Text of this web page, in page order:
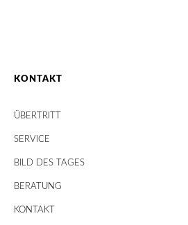
KONTAKT
ÜBERTRITT
SERVICE
BILD DES TAGES
BERATUNG
KONTAKT